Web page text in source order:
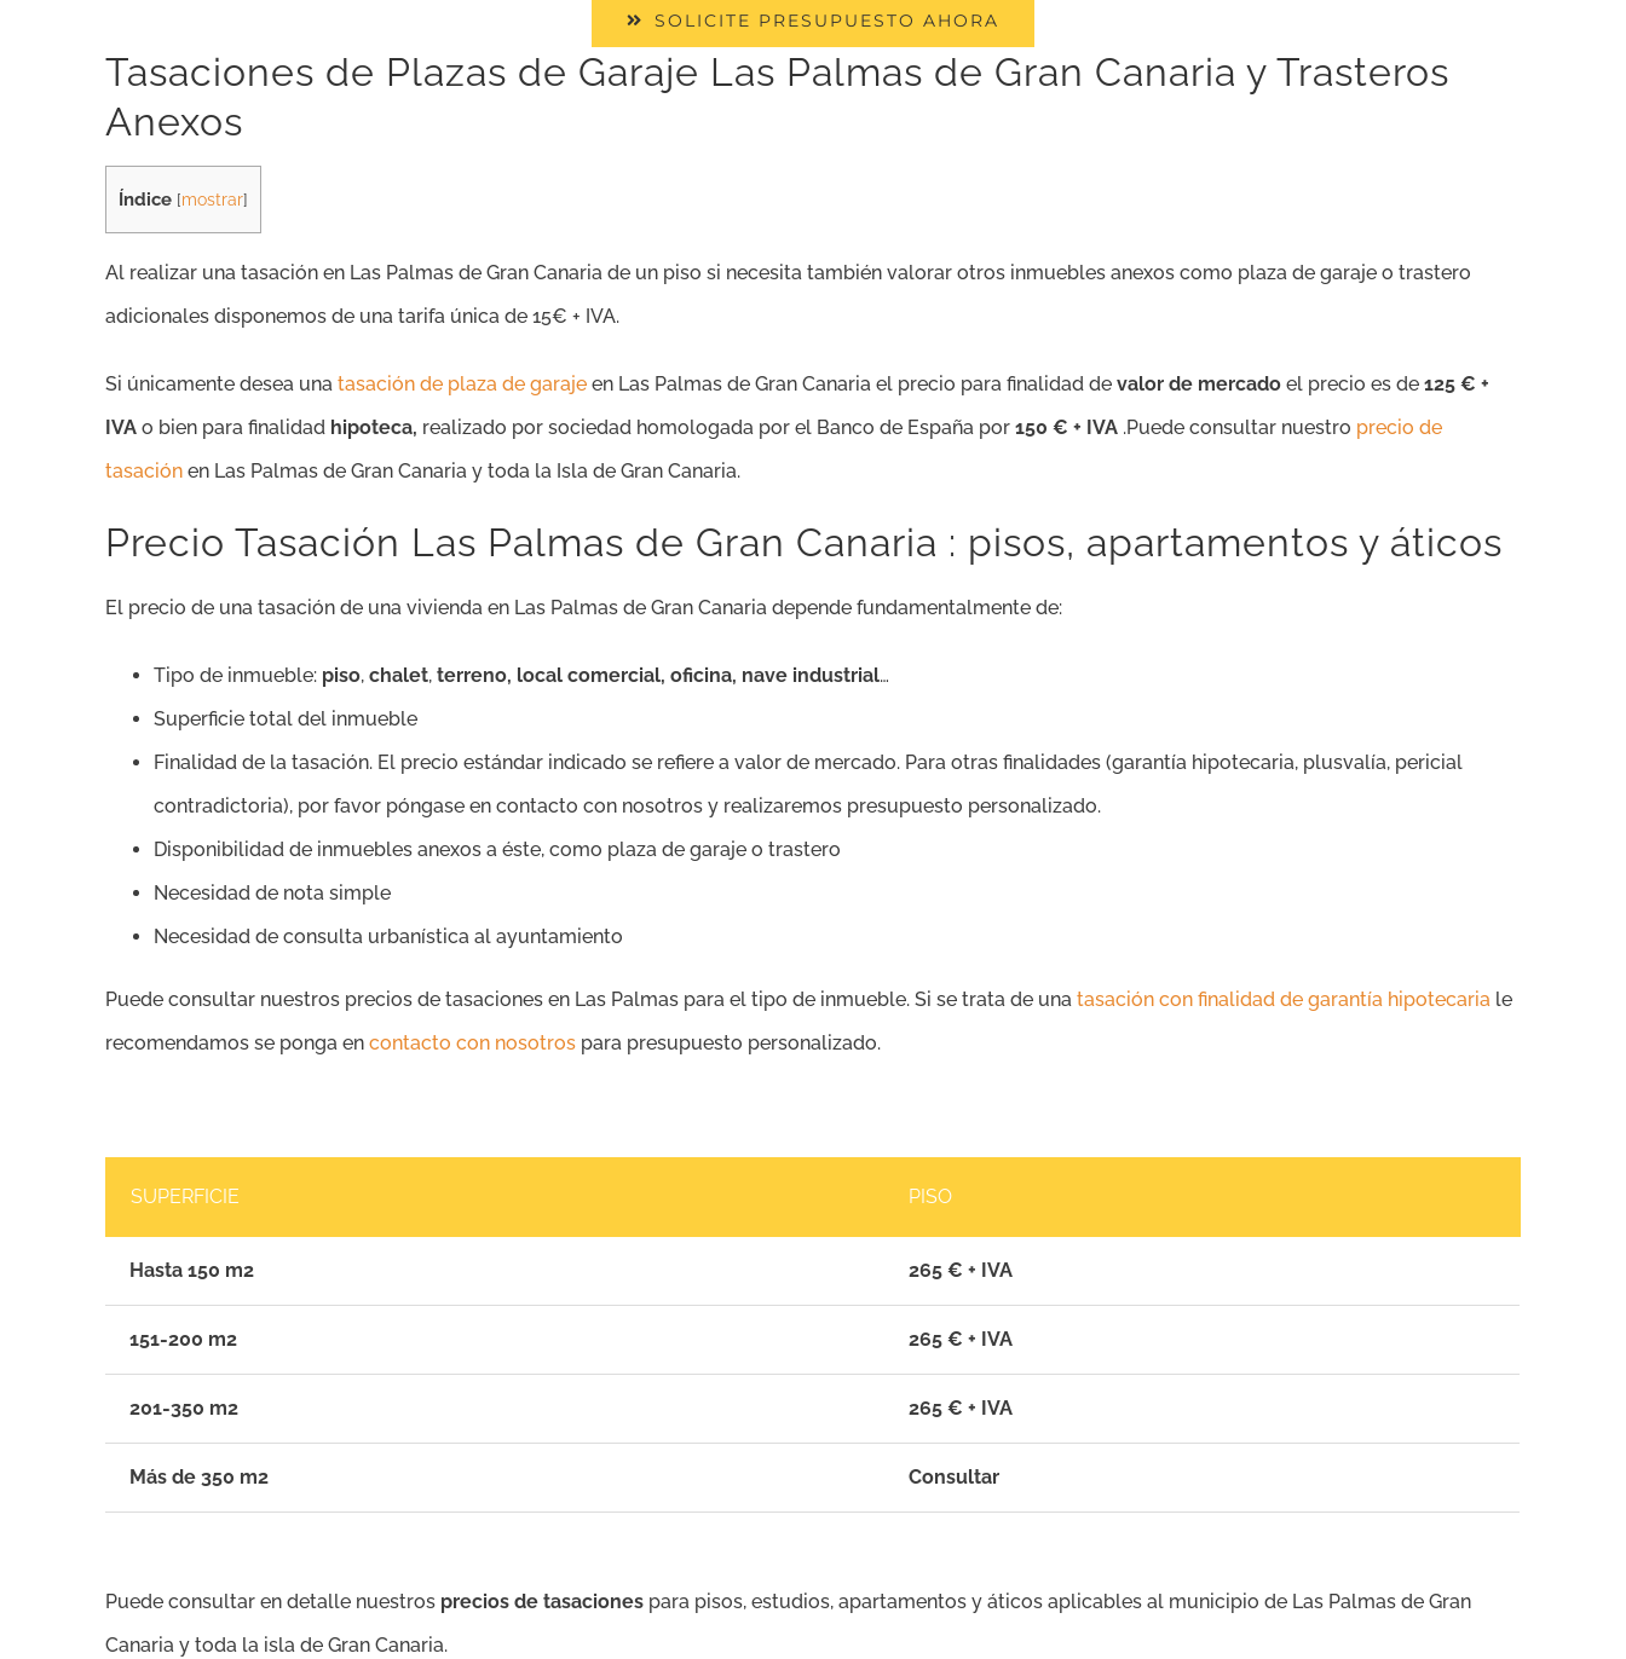
SOLICITE PRESUPUESTO AHORA
Tasaciones de Plazas de Garaje Las Palmas de Gran Canaria y Trasteros
Anexos
Índice [mostrar]
Al realizar una tasación en Las Palmas de Gran Canaria de un piso si necesita también valorar otros inmuebles anexos como plaza de garaje o trastero
adicionales disponemos de una tarifa única de 15€ + IVA.
Si únicamente desea una tasación de plaza de garaje en Las Palmas de Gran Canaria el precio para finalidad de valor de mercado el precio es de 125 € +
IVA o bien para finalidad hipoteca, realizado por sociedad homologada por el Banco de España por 150 € + IVA .Puede consultar nuestro precio de
tasación en Las Palmas de Gran Canaria y toda la Isla de Gran Canaria.
Precio Tasación Las Palmas de Gran Canaria : pisos, apartamentos y áticos
El precio de una tasación de una vivienda en Las Palmas de Gran Canaria depende fundamentalmente de:
Tipo de inmueble: piso, chalet, terreno, local comercial, oficina, nave industrial…
Superficie total del inmueble
Finalidad de la tasación. El precio estándar indicado se refiere a valor de mercado. Para otras finalidades (garantía hipotecaria, plusvalía, pericial
contradictoria), por favor póngase en contacto con nosotros y realizaremos presupuesto personalizado.
Disponibilidad de inmuebles anexos a éste, como plaza de garaje o trastero
Necesidad de nota simple
Necesidad de consulta urbanística al ayuntamiento
Puede consultar nuestros precios de tasaciones en Las Palmas para el tipo de inmueble. Si se trata de una tasación con finalidad de garantía hipotecaria le
recomendamos se ponga en contacto con nosotros para presupuesto personalizado.
SUPERFICIE PISO
Hasta 150 m2 265 € + IVA
151-200 m2 265 € + IVA
201-350 m2 265 € + IVA
Más de 350 m2 Consultar
Puede consultar en detalle nuestros precios de tasaciones para pisos, estudios, apartamentos y áticos aplicables al municipio de Las Palmas de Gran
Canaria y toda la isla de Gran Canaria.